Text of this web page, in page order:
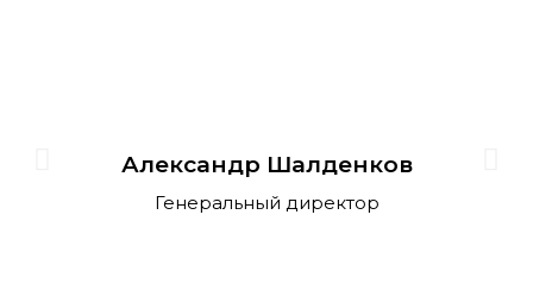
Александр Шалденков
Генеральный директор